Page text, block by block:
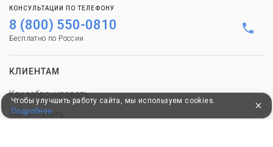
КОНСУЛЬТАЦИИ ПО ТЕЛЕФОНУ
8 (800) 550-0810
Бесплатно по России
КЛИЕНТАМ
Как забронировать
Как оплатить
Чтобы улучшить работу сайта, мы используем cookies.
Подробнее